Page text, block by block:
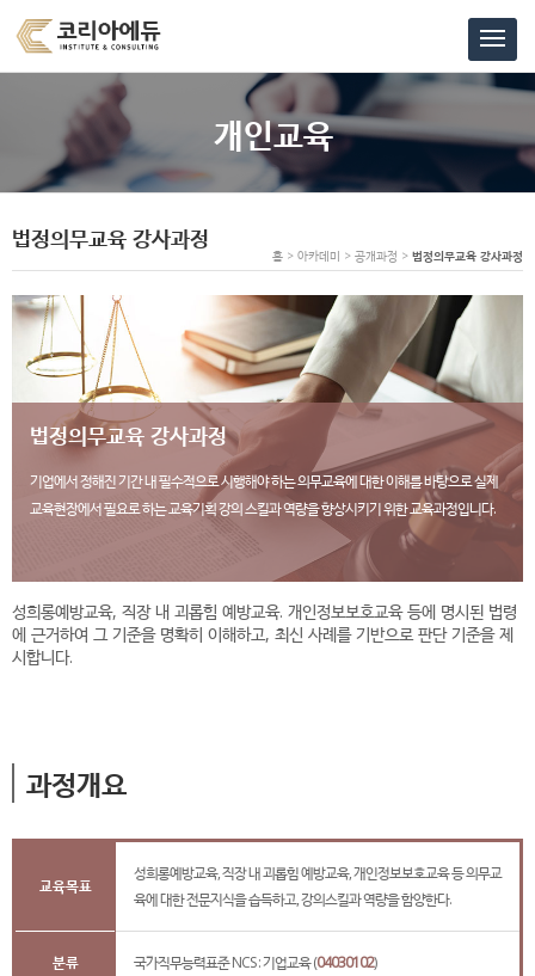
개인교육
법정의무교육 강사과정
홈 > 아카데미 > 공개과정 > 법정의무교육 강사과정
법정의무교육 강사과정
기업에서 정해진 기간 내 필수적으로 시행해야 하는 의무교육에 대한 이해를 바탕으로 실제
교육현장에서 필요로 하는 교육기획 강의 스킬과 역량을 향상시키기 위한 교육과정입니다.
성희롱예방교육, 직장 내 괴롭힘 예방교육. 개인정보보호교육 등에 명시된 법령
에 근거하여 그 기준을 명확히 이해하고, 최신 사례를 기반으로 판단 기준을 제
시합니다.
과정개요
교육목표
성희롱예방교육, 직장 내 괴롭힘 예방교육, 개인정보보호교육 등 의무교
육에 대한 전문지식을 습득하고, 강의스킬과 역량을 함양한다.
분류 국가직무능력표준 NCS : 기업교육 (04030102)